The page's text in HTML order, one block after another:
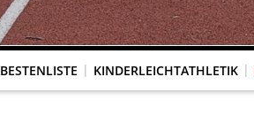
BESTENLISTE KINDERLEICHTATHLETIK